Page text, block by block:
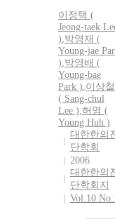
이정택 (
Jeong-taek
),박영재 (
Young-jae
),박영배 (
Young-bae
Park ),이상철
( Sang-chul
Lee ),허영 (
Young Huh )
대한한의
단학회
2006
대한한의
단학회지
Vol.10